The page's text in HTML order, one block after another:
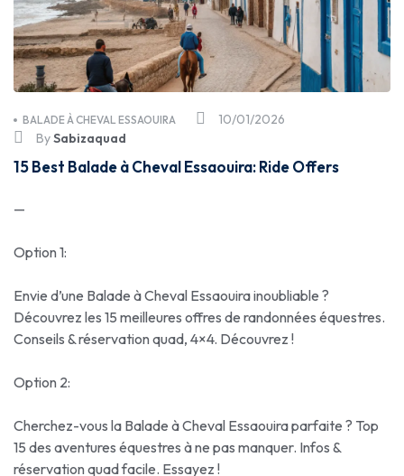
10/01/2026
BALADE À CHEVAL ESSAOUIRA
BySabizaquad
15 Best Balade à Cheval Essaouira: Ride Offers
—
Option 1:
Envie d’une Balade à Cheval Essaouira inoubliable ?
Découvrez les 15 meilleures offres de randonnées équestres.
Conseils & réservation quad, 4×4. Découvrez !
Option 2:
Cherchez-vous la Balade à Cheval Essaouira parfaite ? Top
15 des aventures équestres à ne pas manquer. Infos &
réservation quad facile. Essayez !